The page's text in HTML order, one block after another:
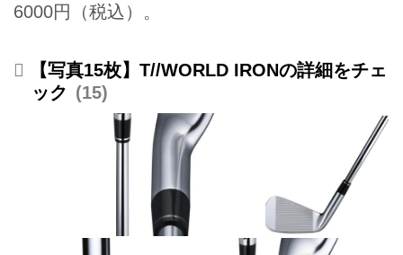
6000円（税込）。
【写真15枚】T//WORLD IRONの詳細をチェ
ック
15